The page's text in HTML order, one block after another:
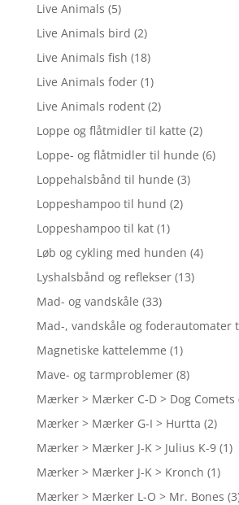
Live Animals (5)
Live Animals bird (2)
Live Animals fish (18)
Live Animals foder (1)
Live Animals rodent (2)
Loppe og flåtmidler til katte (2)
Loppe- og flåtmidler til hunde (6)
Loppehalsbånd til hunde (3)
Loppeshampoo til hund (2)
Loppeshampoo til kat (1)
Løb og cykling med hunden (4)
Lyshalsbånd og reflekser (13)
Mad- og vandskåle (33)
Mad-, vandskåle og foderautomater
Magnetiske kattelemme (1)
Mave- og tarmproblemer (8)
Mærker > Mærker C-D > Dog Comets
Mærker > Mærker G-I > Hurtta (2)
Mærker > Mærker J-K > Julius K-9 (1)
Mærker > Mærker J-K > Kronch (1)
Mærker > Mærker L-O > Mr. Bones